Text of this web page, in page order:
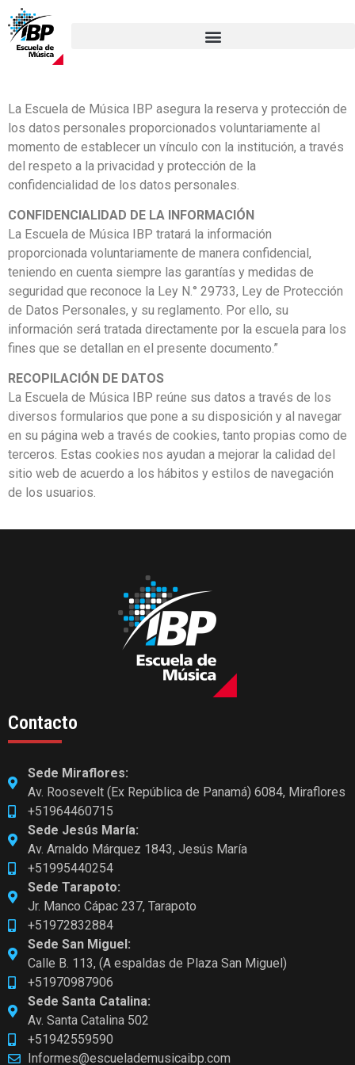
La Escuela de Música IBP asegura la reserva y protección de
los datos personales proporcionados voluntariamente al
momento de establecer un vínculo con la institución, a través
del respeto a la privacidad y protección de la
confidencialidad de los datos personales.
CONFIDENCIALIDAD DE LA INFORMACIÓN
La Escuela de Música IBP tratará la información
proporcionada voluntariamente de manera confidencial,
teniendo en cuenta siempre las garantías y medidas de
seguridad que reconoce la Ley N.° 29733, Ley de Protección
de Datos Personales, y su reglamento. Por ello, su
información será tratada directamente por la escuela para los
fines que se detallan en el presente documento.”
RECOPILACIÓN DE DATOS
La Escuela de Música IBP reúne sus datos a través de los
diversos formularios que pone a su disposición y al navegar
en su página web a través de cookies, tanto propias como de
terceros. Estas cookies nos ayudan a mejorar la calidad del
sitio web de acuerdo a los hábitos y estilos de navegación
de los usuarios.
Contacto
Sede Miraflores:
Av. Roosevelt (Ex República de Panamá) 6084, Miraflores
+51964460715
Sede Jesús María:
Av. Arnaldo Márquez 1843, Jesús María
+51995440254
Sede Tarapoto:
Jr. Manco Cápac 237, Tarapoto
+51972832884
Sede San Miguel:
Calle B. 113, (A espaldas de Plaza San Miguel)
+51970987906
Sede Santa Catalina:
Av. Santa Catalina 502
+51942559590
Informes@escuelademusicaibp.com